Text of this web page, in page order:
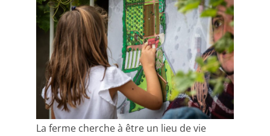
La ferme cherche à être un lieu de vie